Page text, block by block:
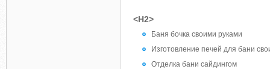
<H2>
Баня бочка своими руками
Изготовление печей для бани
Отделка бани сайдингом